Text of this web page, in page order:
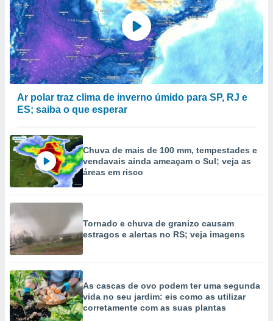
Ar polar traz clima de inverno úmido para SP, RJ e
ES; saiba o que esperar
Chuva de mais de 100 mm, tempestades e
vendavais ainda ameaçam o Sul; veja as
áreas em risco
Tornado e chuva de granizo causam
estragos e alertas no RS; veja imagens
As cascas de ovo podem ter uma segunda
vida no seu jardim: eis como as utilizar
corretamente com as suas plantas